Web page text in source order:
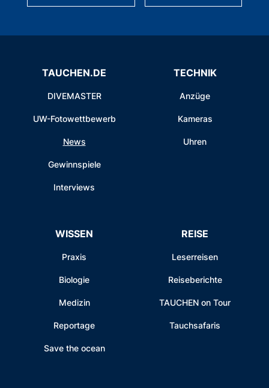
TAUCHEN.DE
DIVEMASTER
UW-Fotowettbewerb
News
Gewinnspiele
Interviews
TECHNIK
Anzüge
Kameras
Uhren
WISSEN
Praxis
Biologie
Medizin
Reportage
Save the ocean
REISE
Leserreisen
Reiseberichte
TAUCHEN on Tour
Tauchsafaris